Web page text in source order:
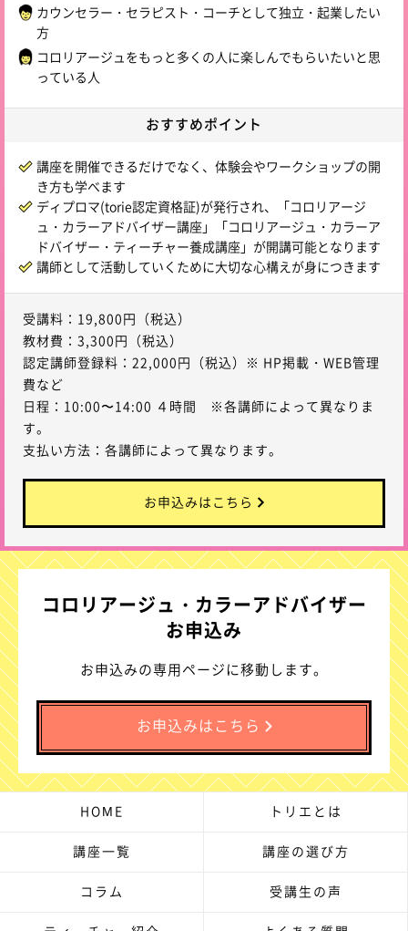
カウンセラー・セラピスト・コーチとして独立・起業したい
方
コロリアージュをもっと多くの人に楽しんでもらいたいと思
っている人
おすすめポイント
講座を開催できるだけでなく、体験会やワークショップの開
き方も学べます
ディプロマ(torie認定資格証)が発行され、「コロリアージ
ュ・カラーアドバイザー講座」「コロリアージュ・カラーア
ドバイザー・ティーチャー養成講座」が開講可能となります
講師として活動していくために大切な心構えが身につきます
受講料：19,800円（税込）
教材費：3,300円（税込）
認定講師登録料：22,000円（税込）※ HP掲載・WEB管理
費など
日程：10:00〜14:00 ４時間 ※各講師によって異なりま
す。
支払い方法：各講師によって異なります。
お申込みはこちら
コロリアージュ・カラーアドバイザー
お申込み
お申込みの専用ページに移動します。
お申込みはこちら
HOME トリエとは
講座一覧 講座の選び方
コラム 受講生の声